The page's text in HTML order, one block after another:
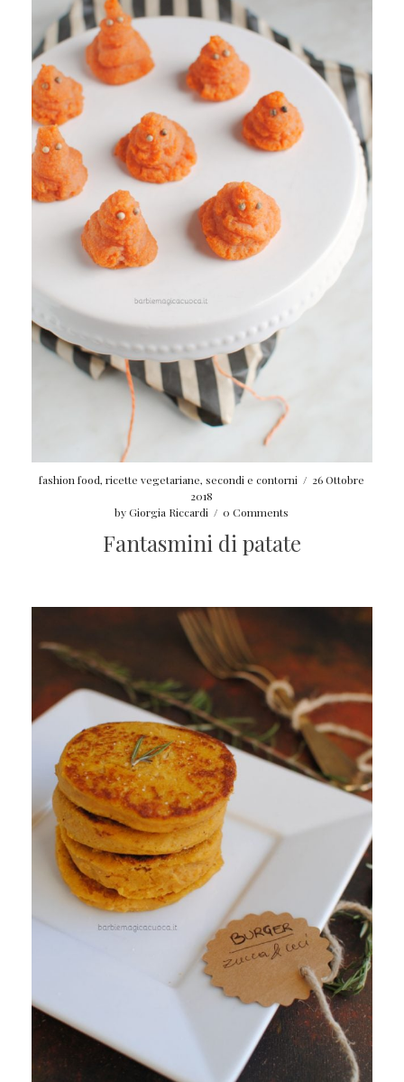
fashion food,ricette vegetariane,secondi e contorni / 26 Ottobre
2018
byGiorgia Riccardi / 0 Comments
Fantasmini di patate